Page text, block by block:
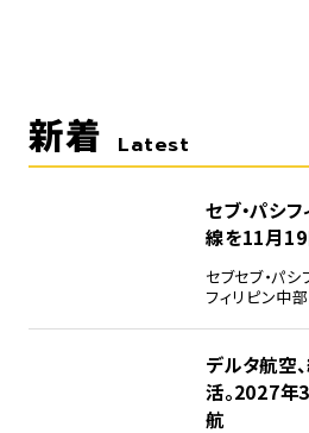
新着 Latest
セブ・パシ
線を11月19
セブセブ・パ
フィリピン中
デルタ航空
活。2027年
航